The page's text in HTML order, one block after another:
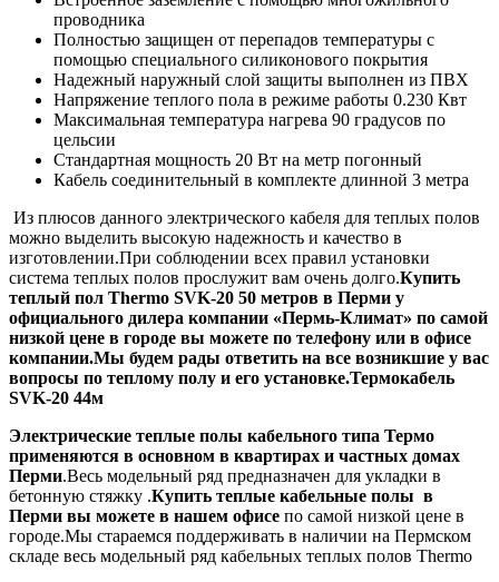
проводника
Полностью защищен от перепадов температуры с
помощью специального силиконового покрытия
Надежный наружный слой защиты выполнен из ПВХ
Напряжение теплого пола в режиме работы 0.230 Квт
Максимальная температура нагрева 90 градусов по
цельсии
Стандартная мощность 20 Вт на метр погонный
Кабель соединительный в комплекте длинной 3 метра
Из плюсов данного электрического кабеля для теплых полов
можно выделить высокую надежность и качество в
изготовлении.При соблюдении всех правил установки
система теплых полов прослужит вам очень долго.Купить
теплый пол Thermo SVK-20 50 метров в Перми у
официального дилера компании «Пермь-Климат» по самой
низкой цене в городе вы можете по телефону или в офисе
компании.Мы будем рады ответить на все возникшие у вас
вопросы по теплому полу и его установке.Термокабель
SVK-20 44м
Электрические теплые полы кабельного типа Термо
применяются в основном в квартирах и частных домах
Перми.Весь модельный ряд предназначен для укладки в
бетонную стяжку .Купить теплые кабельные полы в
Перми вы можете в нашем офисе по самой низкой цене в
городе.Мы стараемся поддерживать в наличии на Пермском
складе весь модельный ряд кабельных теплых полов Thermo